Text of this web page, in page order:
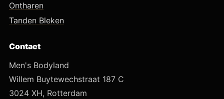
Ontharen
Tanden Bleken
Contact
Men's Bodyland
Willem Buytewechstraat 187 C
3024 XH, Rotterdam